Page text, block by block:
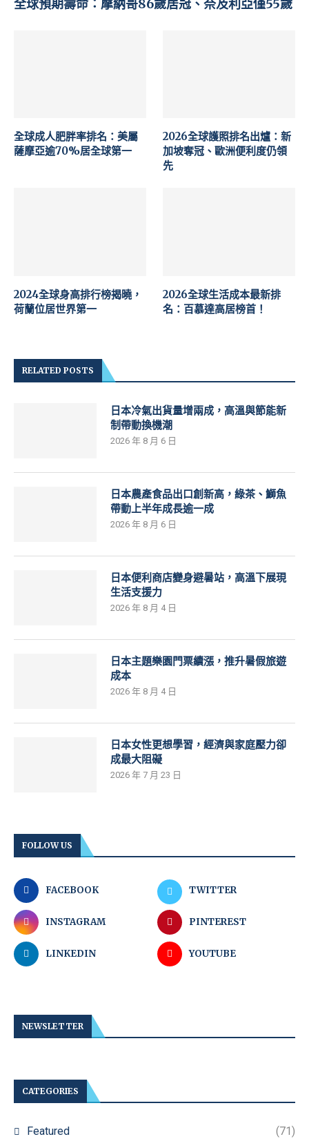
全球預期壽命：摩納哥86歲居冠、奈及利亞僅55歲
全球成人肥胖率排名：美屬
薩摩亞逾70%居全球第一
2026全球護照排名出爐：新
加坡奪冠、歐洲便利度仍領
先
2024全球身高排行榜揭曉，
荷蘭位居世界第一
2026全球生活成本最新排
名：百慕達高居榜首！
RELATED POSTS
日本冷氣出貨量增兩成，高溫與節能新
制帶動換機潮
2026 年 8 月 6 日
日本農產食品出口創新高，綠茶、鰤魚
帶動上半年成長逾一成
2026 年 8 月 6 日
日本便利商店變身避暑站，高溫下展現
生活支援力
2026 年 8 月 4 日
日本主題樂園門票續漲，推升暑假旅遊
成本
2026 年 8 月 4 日
日本女性更想學習，經濟與家庭壓力卻
成最大阻礙
2026 年 7 月 23 日
FOLLOW US
FACEBOOK TWITTER
INSTAGRAM PINTEREST
LINKEDIN YOUTUBE
NEWSLETTER
CATEGORIES
Featured (71)